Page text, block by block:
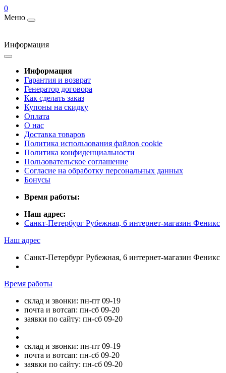
0
Меню
Информация
Информация
Гарантия и возврат
Генератор договора
Как сделать заказ
Купоны на скидку
Оплата
О нас
Доставка товаров
Политика использования файлов cookie
Политика конфиденциальности
Пользовательское соглашение
Согласие на обработку персональных данных
Бонусы
Время работы:
Наш адрес:
Санкт-Петербург Рубежная, 6 интернет-магазин Феникс
Наш адрес
Санкт-Петербург Рубежная, 6 интернет-магазин Феникс
Время работы
склад и звонки: пн-пт 09-19
почта и вотсап: пн-сб 09-20
заявки по сайту: пн-сб 09-20
склад и звонки: пн-пт 09-19
почта и вотсап: пн-сб 09-20
заявки по сайту: пн-сб 09-20